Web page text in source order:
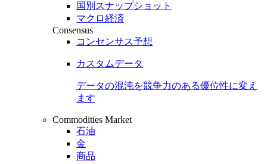
国別スナップショット
マクロ経済
Consensus
コンセンサス予想
カスタムデータ
データの混沌を競争力のある優位性に変え
ます
Commodities Market
石油
金
商品